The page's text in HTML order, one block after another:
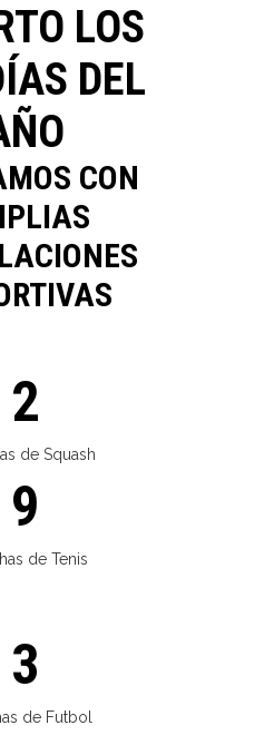
LOS
DEL
CON
2
de Squash
9
de Tenis
3
de Futbol